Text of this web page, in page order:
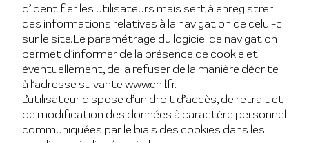
d’identifier les utilisateurs mais sert à enregistrer
des informations relatives à la navigation de celui-ci
sur le site. Le paramétrage du logiciel de navigation
permet d’informer de la présence de cookie et
éventuellement, de la refuser de la manière décrite
à l’adresse suivante www.cnil.fr.
L’utilisateur dispose d’un droit d’accès, de retrait et
de modification des données à caractère personnel
communiquées par le biais des cookies dans les